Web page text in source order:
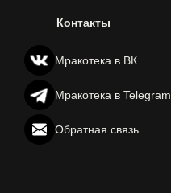
Контакты
Мракотека в ВК
Мракотека в Telegram
Обратная связь